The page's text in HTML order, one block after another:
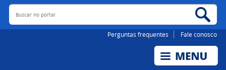
Buscar no portal
Perguntas frequentes Fale conosco